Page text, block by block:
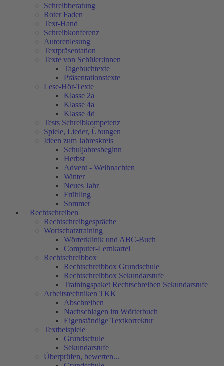
Schreibberatung
Roter Faden
Text-Hand
Schreibkonferenz
Autorenlesung
Textpräsentation
Texte von Schüler:innen
Tagebuchtexte
Präsentationstexte
Lese-Hör-Texte
Klasse 2a
Klasse 4a
Klasse 4d
Tests Schreibkompetenz
Spiele, Lieder, Übungen
Ideen zum Jahreskreis
Schuljahresbeginn
Herbst
Advent - Weihnachten
Winter
Neues Jahr
Frühling
Sommer
Rechtschreiben
Rechtschreibgespräche
Wortschatztraining
Wörterklinik und ABC-Buch
Computer-Lernkartei
Rechtschreibbox
Rechtschreibbox Grundschule
Rechtschreibbox Sekundarstufe
Trainingspaket Rechtschreiben Sekundarstufe
Arbeitstechniken TKK
Abschreiben
Nachschlagen im Wörterbuch
Eigenständige Textkorrektur
Textbeispiele
Grundschule
Sekundarstufe
Überprüfen, bewerten...